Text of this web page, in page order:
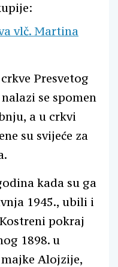
vlč. Martina
Presvetog
se spomen
a u crkvi
su svijeće za
kada su ga
1945., ubili i
pokraj
1898. u
Alojzije,